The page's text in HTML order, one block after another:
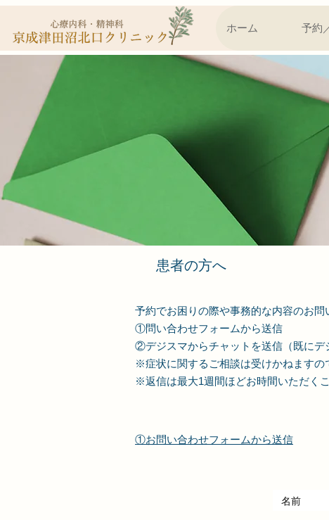
ホーム 予約
​患者の方へ
予約でお困りの際や事務的な内容のお問
①問い合わせフォームから送信
②デジスマからチャットを送信（既にデ
​※症状に関するご相談は受けかねますの
​※返信は最大1週間ほどお時間いただくこ
​①お問い合わせフォームから送信